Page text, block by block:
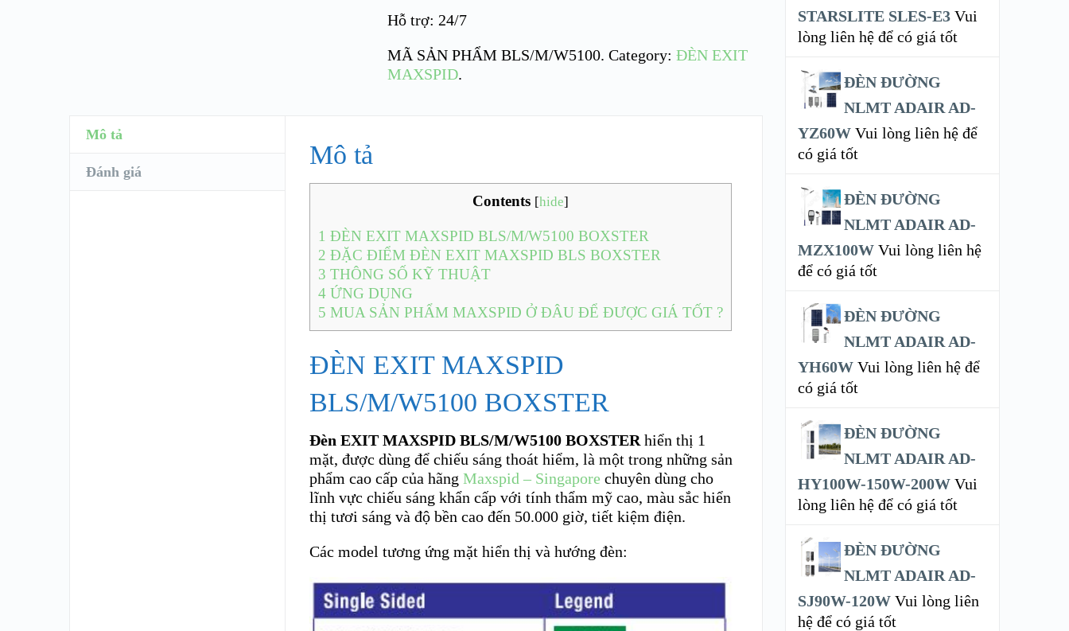
Hỗ trợ: 24/7
MÃ SẢN PHẨM BLS/M/W5100. Category: ĐÈN EXIT
MAXSPID.
Mô tả
Đánh giá
Mô tả
Contents [hide]
1 ĐÈN EXIT MAXSPID BLS/M/W5100 BOXSTER
2 ĐẶC ĐIỂM ĐÈN EXIT MAXSPID BLS BOXSTER
3 THÔNG SỐ KỸ THUẬT
4 ỨNG DỤNG
5 MUA SẢN PHẨM MAXSPID Ở ĐÂU ĐỂ ĐƯỢC GIÁ TỐT ?
ĐÈN EXIT MAXSPID
BLS/M/W5100 BOXSTER
Đèn EXIT MAXSPID BLS/M/W5100 BOXSTERhiển thị 1
mặt, được dùng để chiếu sáng thoát hiểm, là một trong những sản
phẩm cao cấp của hãngMaxspid – Singapore chuyên dùng cho
lĩnh vực chiếu sáng khẩn cấp với tính thẩm mỹ cao, màu sắc hiển
thị tươi sáng và độ bền cao đến 50.000 giờ, tiết kiệm điện.
Các model tương ứng mặt hiển thị và hướng đèn:
STARSLITE SLES-E3 Vui
lòng liên hệ để có giá tốt
ĐÈN ĐƯỜNG
NLMT ADAIR AD-
YZ60W Vui lòng liên hệ để
có giá tốt
ĐÈN ĐƯỜNG
NLMT ADAIR AD-
MZX100W Vui lòng liên hệ
để có giá tốt
ĐÈN ĐƯỜNG
NLMT ADAIR AD-
YH60W Vui lòng liên hệ để
có giá tốt
ĐÈN ĐƯỜNG
NLMT ADAIR AD-
HY100W-150W-200W Vui
lòng liên hệ để có giá tốt
ĐÈN ĐƯỜNG
NLMT ADAIR AD-
SJ90W-120W Vui lòng liên
hệ để có giá tốt